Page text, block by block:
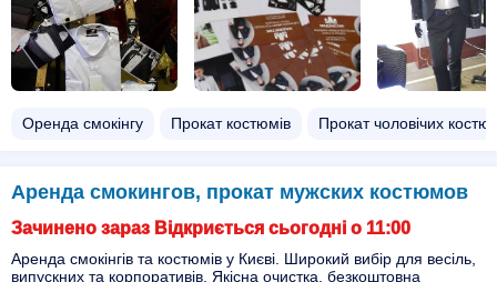
Оренда смокінгу Прокат костюмів Прокат чоловічих
Аренда смокингов, прокат мужских костюмов
Зачинено зараз Відкриється сьогодні о 11:00
Аренда смокінгів та костюмів у Києві. Широкий вибір для весіль,
випускних та корпоративів. Якісна очистка, безкоштовна